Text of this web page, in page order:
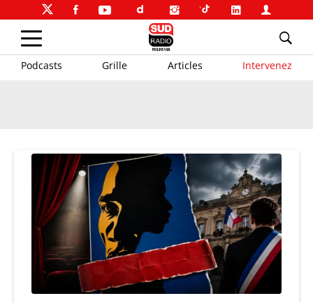
Podcasts Grille Articles Intervenez